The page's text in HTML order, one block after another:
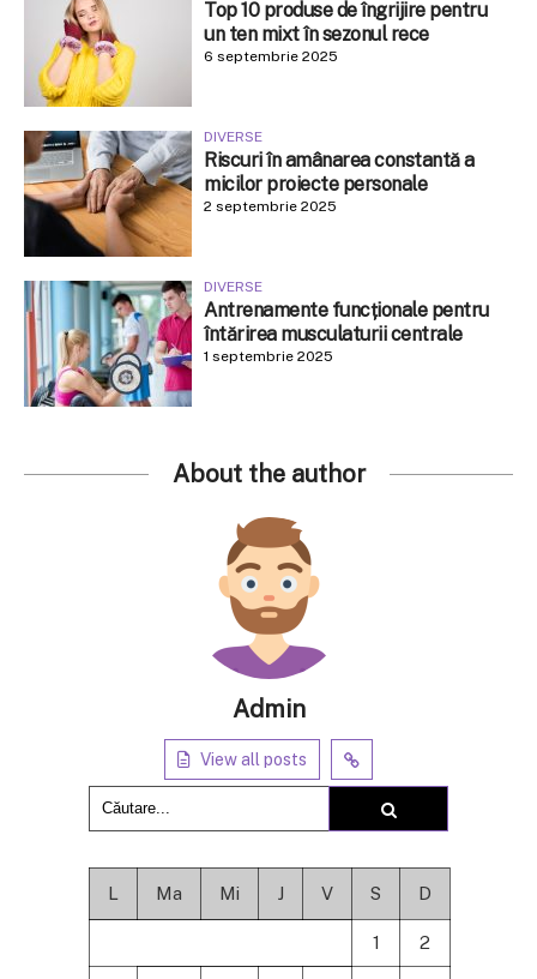
Top 10 produse de îngrijire pentru
un ten mixt în sezonul rece
6 septembrie 2025
DIVERSE
Riscuri în amânarea constantă a
micilor proiecte personale
2 septembrie 2025
DIVERSE
Antrenamente funcționale pentru
întărirea musculaturii centrale
1 septembrie 2025
About the author
Admin
View all posts
L Ma Mi J V S D
1 2